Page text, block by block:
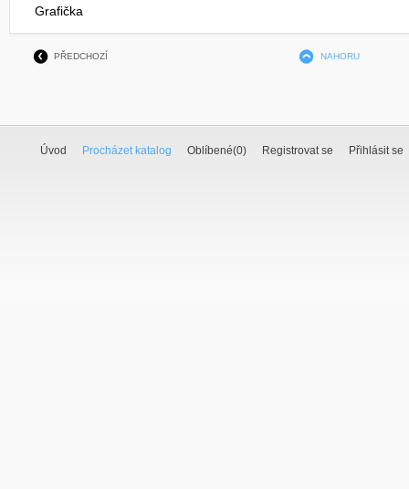
Grafička
PŘEDCHOZÍ NAHORU
Úvod Procházet katalog Oblíbené(0) Registrovat se Přihlásit se